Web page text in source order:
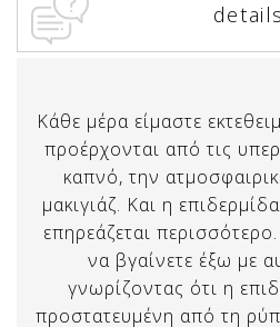
details
Κάθε μέρα είμαστε
προέρχονται από τις
καπνό, την
μακιγιάζ. Και η
επηρεάζεται
να βγαίνετε έξω με
γνωρίζοντας ότι η
προστατευμένη από τη